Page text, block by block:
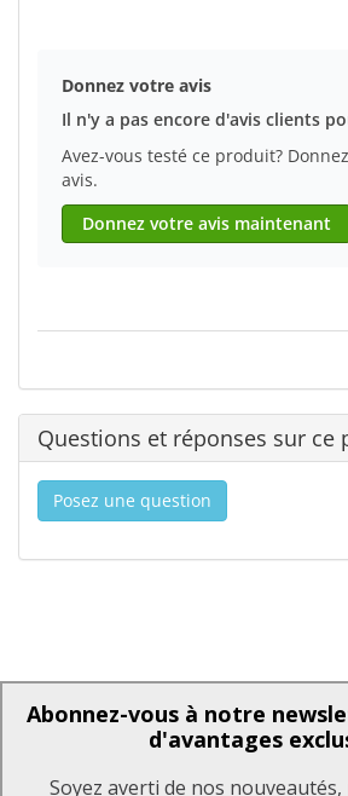
Donnez votre avis
Il n'y a pas encore d'avis clients
Avez-vous testé ce produit?
avis.
Donnez votre avis maintenant
Questions et réponses sur ce
Posez une question